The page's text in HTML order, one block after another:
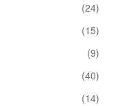
(24)
(15)
(9)
(40)
(14)